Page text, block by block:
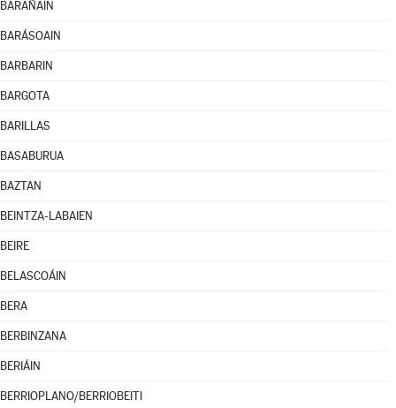
BARAÑAIN
BARÁSOAIN
BARBARIN
BARGOTA
BARILLAS
BASABURUA
BAZTAN
BEINTZA-LABAIEN
BEIRE
BELASCOÁIN
BERA
BERBINZANA
BERIÁIN
BERRIOPLANO/BERRIOBEITI